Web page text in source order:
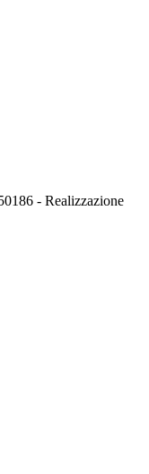
- Realizzazione